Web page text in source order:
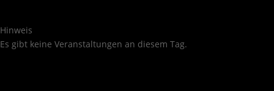
Hinweis
Es gibt keine Veranstaltungen an diesem Tag.